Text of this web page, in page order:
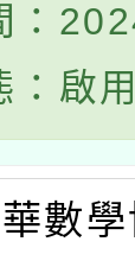
：
：啟
數